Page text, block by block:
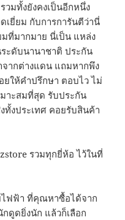
วมทั้งยังคงเป็นอีกหนึ่ง
เยี่ยม กับการการันตีว่านี่
ที่มากมาย นี่เป็น แหล่ง
ะดับนานาชาติ ประกัน
ากต่างแดน แถมหากพึง
ให้คำปรึกษา ตอบไว ไม่
าะสมที่สุด รับประกัน
ทั้งประเทศ คอยรับสินค้า
รวมทุกยี่ห้อ ไว้ในที่
ไฟฟ้า ที่คุณหาซื้อได้จาก
ดูดยิ่งนัก แล้วก็เลือก